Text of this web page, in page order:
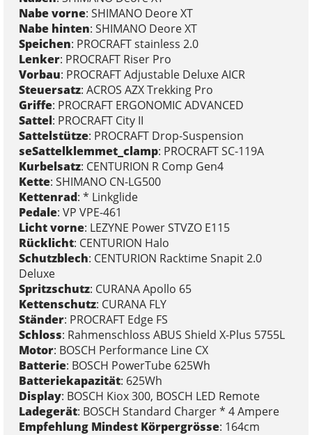
Nabe vorne: SHIMANO Deore XT
Nabe hinten: SHIMANO Deore XT
Speichen: PROCRAFT stainless 2.0
Lenker: PROCRAFT Riser Pro
Vorbau: PROCRAFT Adjustable Deluxe AICR
Steuersatz: ACROS AZX Trekking Pro
Griffe: PROCRAFT ERGONOMIC ADVANCED
Sattel: PROCRAFT City II
Sattelstütze: PROCRAFT Drop-Suspension
seSattelklemmet_clamp: PROCRAFT SC-119A
Kurbelsatz: CENTURION R Comp Gen4
Kette: SHIMANO CN-LG500
Kettenrad: * Linkglide
Pedale: VP VPE-461
Licht vorne: LEZYNE Power STVZO E115
Rücklicht: CENTURION Halo
Schutzblech: CENTURION Racktime Snapit 2.0
Deluxe
Spritzschutz: CURANA Apollo 65
Kettenschutz: CURANA FLY
Ständer: PROCRAFT Edge FS
Schloss: Rahmenschloss ABUS Shield X-Plus 5755L
Motor: BOSCH Performance Line CX
Batterie: BOSCH PowerTube 625Wh
Batteriekapazität: 625Wh
Display: BOSCH Kiox 300, BOSCH LED Remote
Ladegerät: BOSCH Standard Charger * 4 Ampere
Empfehlung Mindest Körpergrösse: 164cm